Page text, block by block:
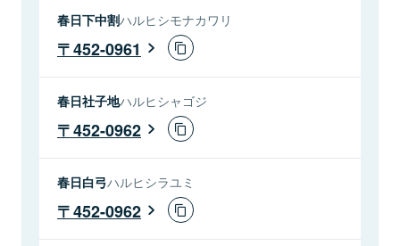
春日下中割ハルヒシモナカワリ
452-0961
春日社子地ハルヒシャゴジ
452-0962
春日白弓ハルヒシラユミ
452-0962